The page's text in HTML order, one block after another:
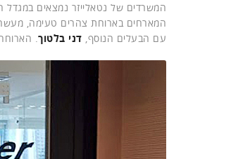
המשרדים של נטאלייזר נמצאים במגדל
המארחים בארוחת צהרים טעימה,
עם הבעלים הנוסף, דני בלטוך.